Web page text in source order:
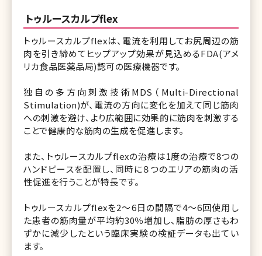
トゥルースカルプflex
トゥルースカルプflexは、電流を利用してお尻周辺の筋
肉を引き締めてヒップアップ効果が見込めるFDA(アメ
リカ食品医薬品局)認可の医療機器です。
独自の多方向刺激技術MDS（Multi-Directional
Stimulation)が、電流の方向に変化を加えて同じ筋肉
への刺激を避け、より広範囲に効果的に筋肉を刺激する
ことで健康的な筋肉の生成を促進します。
また、トゥルースカルプflexの治療は1度の治療で8つの
ハンドピースを配置し、同時に８つのエリアの筋肉の活
性促進を行うことが特長です。
トゥルースカルプflexを2〜6日の間隔で4〜6回使用し
た患者の筋肉量が平均約30％増加し、脂肪の厚さもわ
ずかに減少したという臨床実験の検証データも出てい
ます。